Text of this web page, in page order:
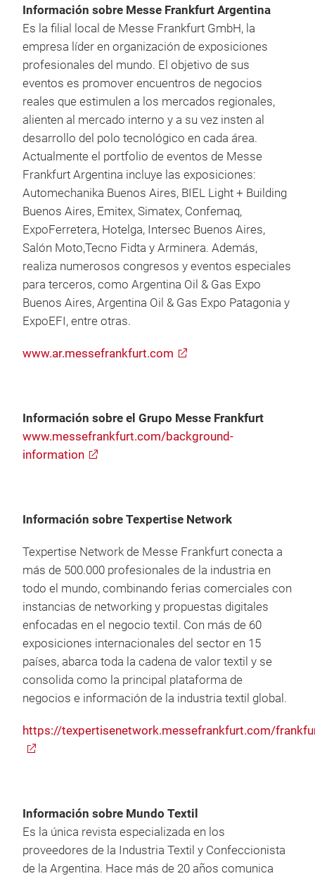
Información sobre Messe Frankfurt Argentina
Es la filial local de Messe Frankfurt GmbH, la
empresa líder en organización de exposiciones
profesionales del mundo. El objetivo de sus
eventos es promover encuentros de negocios
reales que estimulen a los mercados regionales,
alienten al mercado interno y a su vez insten al
desarrollo del polo tecnológico en cada área.
Actualmente el portfolio de eventos de Messe
Frankfurt Argentina incluye las exposiciones:
Automechanika Buenos Aires, BIEL Light + Building
Buenos Aires, Emitex, Simatex, Confemaq,
ExpoFerretera, Hotelga, Intersec Buenos Aires,
Salón Moto,Tecno Fidta y Arminera. Además,
realiza numerosos congresos y eventos especiales
para terceros, como Argentina Oil & Gas Expo
Buenos Aires, Argentina Oil & Gas Expo Patagonia y
ExpoEFI, entre otras.
www.ar.messefrankfurt.com
Información sobre el Grupo Messe Frankfurt
www.messefrankfurt.com/background-
information
Información sobre Texpertise Network
Texpertise Network de Messe Frankfurt conecta a
más de 500.000 profesionales de la industria en
todo el mundo, combinando ferias comerciales con
instancias de networking y propuestas digitales
enfocadas en el negocio textil. Con más de 60
exposiciones internacionales del sector en 15
países, abarca toda la cadena de valor textil y se
consolida como la principal plataforma de
negocios e información de la industria textil global.
https://texpertisenetwork.messefrankfurt.com/
Información sobre Mundo Textil
Es la única revista especializada en los
proveedores de la Industria Textil y Confeccionista
de la Argentina. Hace más de 20 años comunica